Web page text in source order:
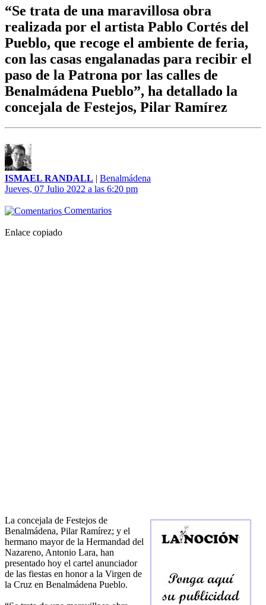
“Se trata de una maravillosa obra
realizada por el artista Pablo Cortés del
Pueblo, que recoge el ambiente de feria,
con las casas engalanadas para recibir el
paso de la Patrona por las calles de
Benalmádena Pueblo”, ha detallado la
concejala de Festejos, Pilar Ramírez
ISMAEL RANDALL | Benalmádena
Jueves, 07 Julio 2022 a las 6:20 pm
Comentarios
Enlace copiado
La concejala de Festejos de
Benalmádena, Pilar Ramírez; y el
hermano mayor de la Hermandad del
Nazareno, Antonio Lara, han
presentado hoy el cartel anunciador
de las fiestas en honor a la Virgen de
la Cruz en Benalmádena Pueblo.